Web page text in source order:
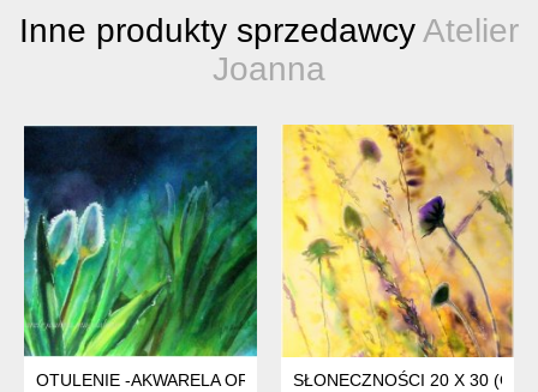
Inne produkty sprzedawcyAtelier
Joanna
OTULENIE -AKWARELA ORYGINAŁSŁONECZNOŚCI 20 X 30